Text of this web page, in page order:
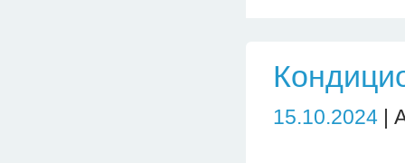
15.10.2024 |